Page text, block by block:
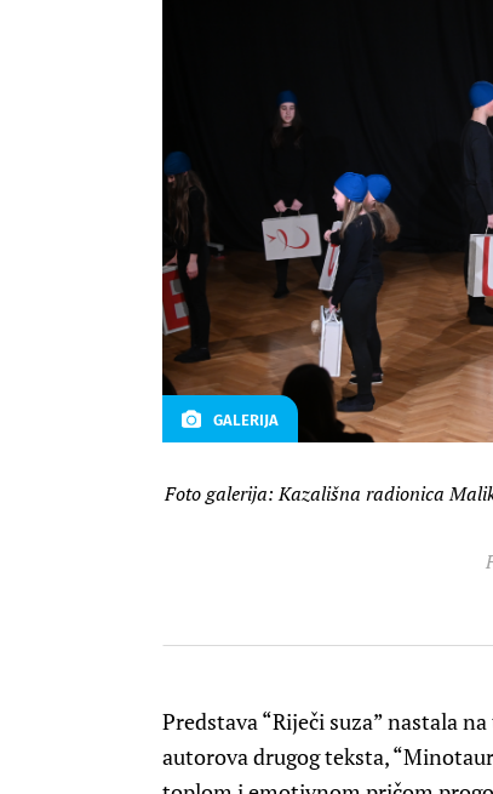
GALERIJA
Foto galerija: Kazališna radionica
Predstava “Riječi suza” nastala
autorova drugog teksta,